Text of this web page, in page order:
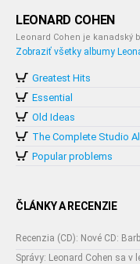
LEONARD COHEN
Leonard Cohen je kanadský
Zobraziť všetky albumy
Greatest Hits
Essential
Old Ideas
The Complete Studio
Popular problems
ČLÁNKY A RECENZIE
Recenzia (CD): Nové CD:
Správy: Leonard Cohen sa v